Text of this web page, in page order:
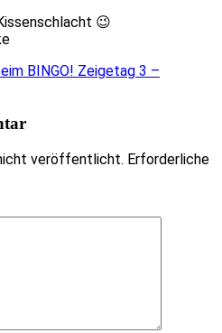
😉
BINGO! Zeigetag 3 –
veröffentlicht. Erforderliche